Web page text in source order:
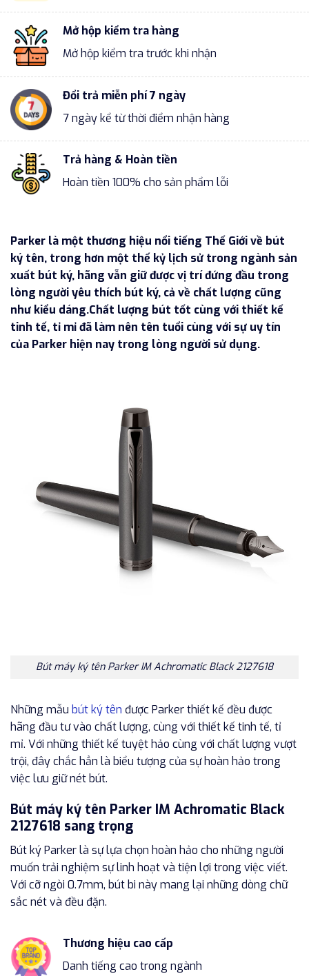
Mở hộp kiểm tra hàng
Mở hộp kiểm tra trước khi nhận
Đổi trả miễn phí 7 ngày
7 ngày kể từ thời điểm nhận hàng
Trả hàng & Hoàn tiền
Hoàn tiền 100% cho sản phẩm lỗi
Parker là một thương hiệu nổi tiếng Thế Giới về bút
ký tên, trong hơn một thế kỷ lịch sử trong ngành sản
xuất bút ký, hãng vẫn giữ được vị trí đứng đầu trong
lòng người yêu thích bút ký, cả về chất lượng cũng
như kiểu dáng.Chất lượng bút tốt cùng với thiết kế
tinh tế, tỉ mỉ đã làm nên tên tuổi cùng với sự uy tín
của Parker hiện nay trong lòng người sử dụng.
Bút máy ký tên Parker IM Achromatic Black 2127618
Những mẫu bút ký tên được Parker thiết kế đều được
hãng đầu tư vào chất lượng, cùng với thiết kế tinh tế, tỉ
mỉ. Với những thiết kế tuyệt hảo cùng với chất lượng vượt
trội, đây chắc hẳn là biểu tượng của sự hoàn hảo trong
việc lưu giữ nét bút.
Bút máy ký tên Parker IM Achromatic Black
2127618 sang trọng
Bút ký Parker là sự lựa chọn hoàn hảo cho những người
muốn trải nghiệm sự linh hoạt và tiện lợi trong việc viết.
Với cỡ ngòi 0.7mm, bút bi này mang lại những dòng chữ
sắc nét và đều đặn.
Thương hiệu cao cấp
Danh tiếng cao trong ngành